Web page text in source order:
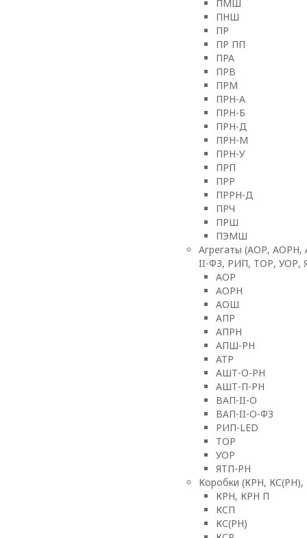
ПМШ
ПНШ
ПР
ПР ПП
ПРА
ПРВ
ПРМ
ПРН-А
ПРН-Б
ПРН-Д
ПРН-М
ПРН-У
ПРП
ПРР
ПРРН-Д
ПРЧ
ПРШ
ПЭМШ
Агрегаты (АОР,
II-ФЗ, РИП, ТОР, УОР,
АОР
АОРН
АОШ
АПР
АПРН
АПШ-РН
АТР
АШТ-О-РН
АШТ-П-РН
ВАП-II-О
ВАП-II-О-ФЗ
РИП-LED
ТОР
УОР
ЯТП-РН
Коробки (КРН,
КРН, КРН П
КСП
КС(РН)